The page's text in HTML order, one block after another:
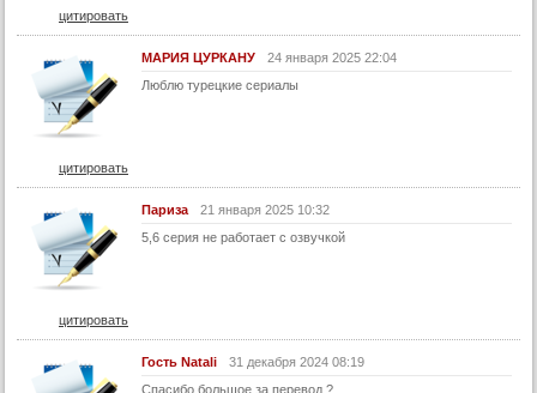
23 серия (суб)
24 серия
24 серия (суб)
25 серия (суб)
26 серия (суб)
28 серия (суб)
29 серия (суб)
31 серия (суб)
32 серия (суб)
цитировать
МАРИЯ ЦУРКАНУ
24 января 2025 22:04
Люблю турецкие сериалы
цитировать
Париза
21 января 2025 10:32
5,6 серия не работает с озвучкой
цитировать
Гость Natali
31 декабря 2024 08:19
Спасибо большое за перевод ?